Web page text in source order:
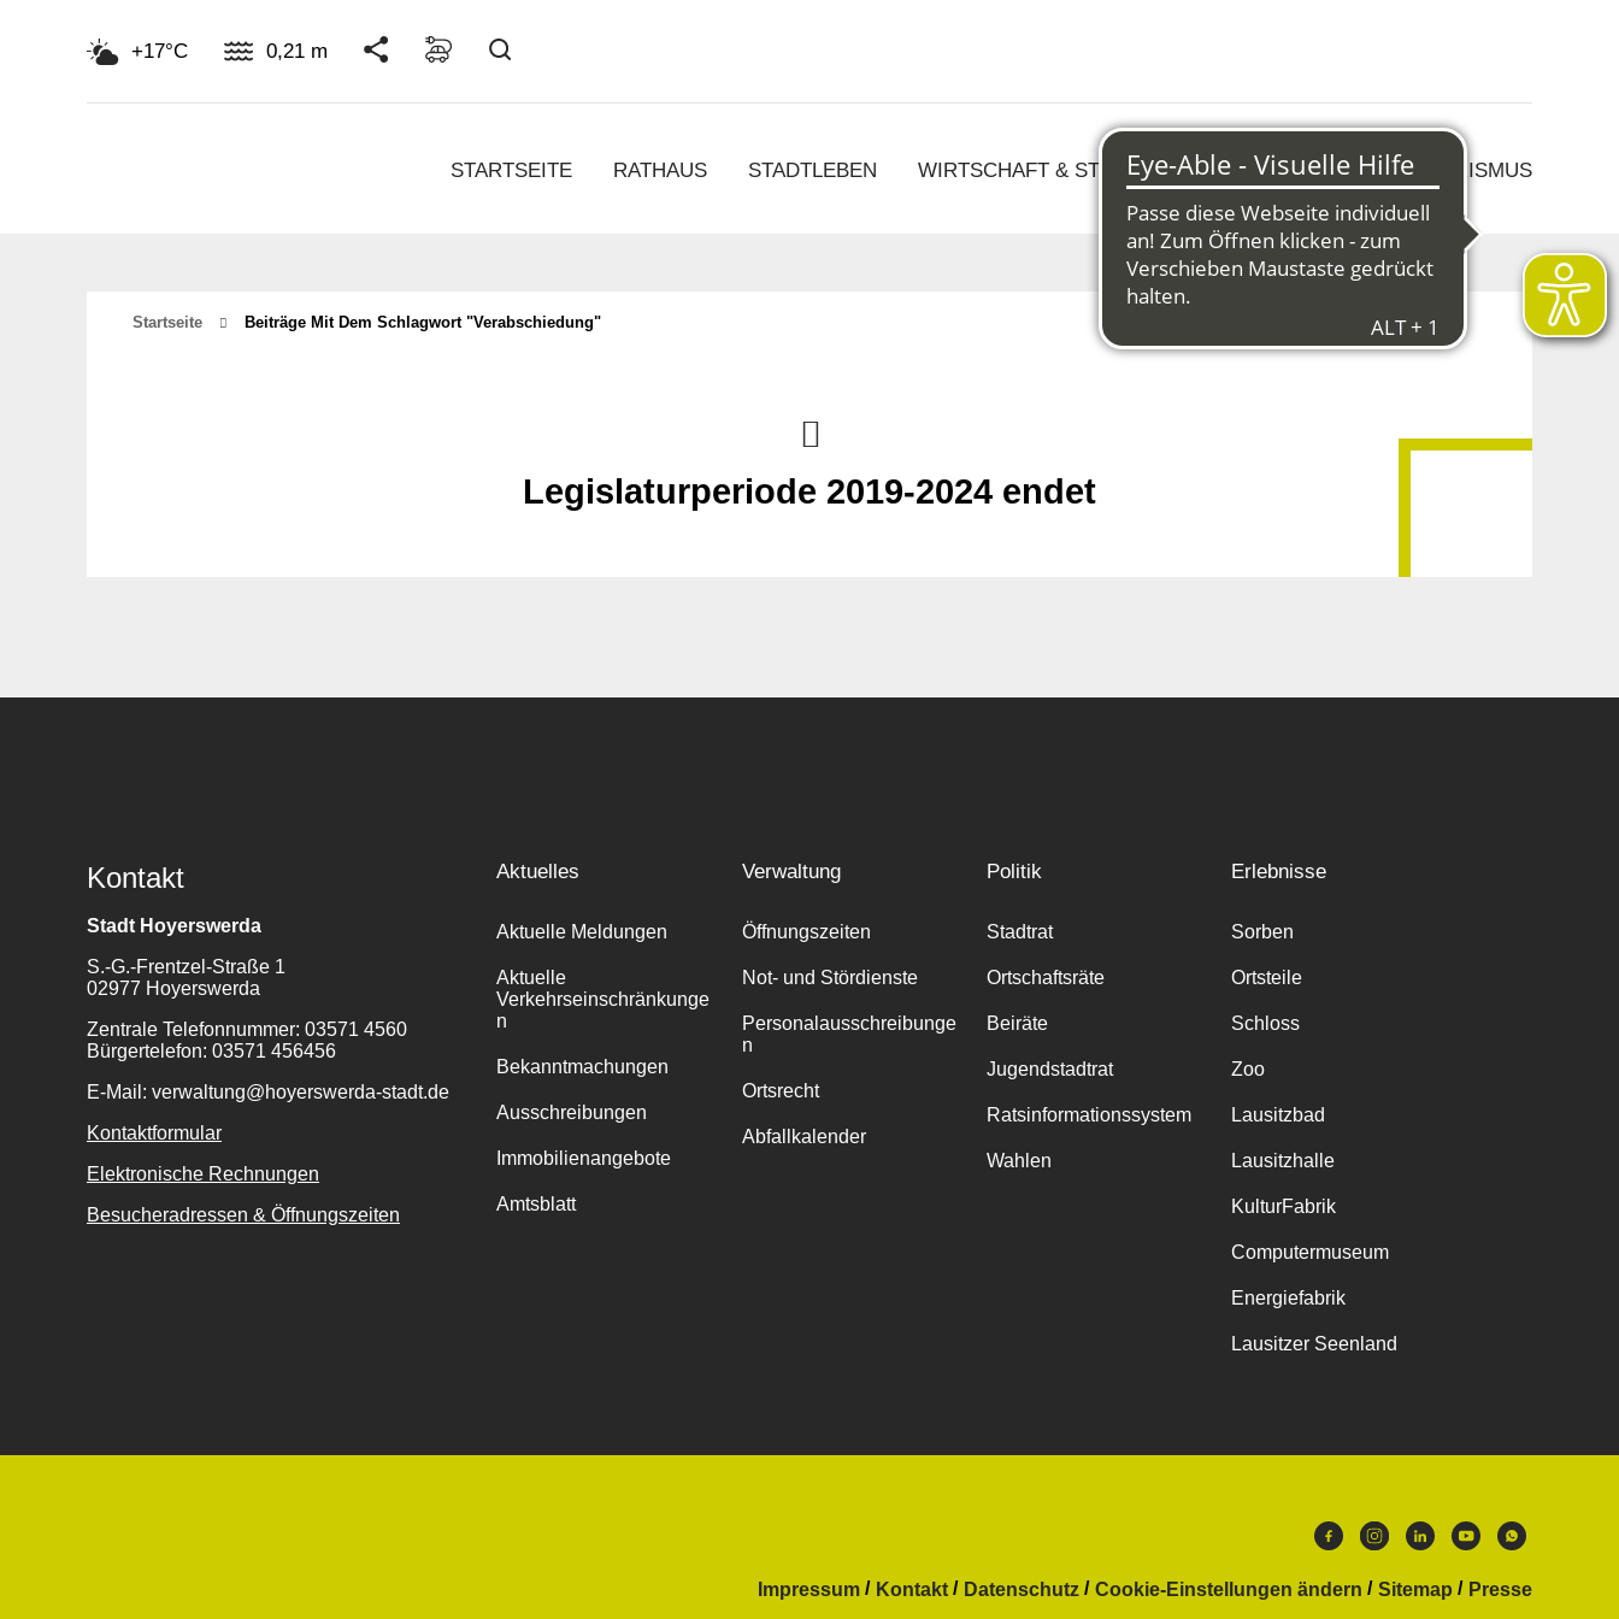
+17°C 0,21 m
STARTSEITE RATHAUS STADTLEBEN WIRTSCHAFT & STRUKTURWANDEL KULTUR & TOURISMUS
Startseite Beiträge Mit Dem Schlagwort "Verabschiedung"
Legislaturperiode 2019-2024 endet
Kontakt
Stadt Hoyerswerda
S.-G.-Frentzel-Straße 1
02977 Hoyerswerda
Zentrale Telefonnummer: 03571 4560
Bürgertelefon: 03571 456456
E-Mail: verwaltung@hoyerswerda-stadt.de
Kontaktformular
Elektronische Rechnungen
Besucheradressen & Öffnungszeiten
Aktuelles
Aktuelle Meldungen
Aktuelle
Verkehrseinschränkunge
n
Bekanntmachungen
Ausschreibungen
Immobilienangebote
Amtsblatt
Verwaltung
Öffnungszeiten
Not- und Stördienste
Personalausschreibunge
n
Ortsrecht
Abfallkalender
Politik
Stadtrat
Ortschaftsräte
Beiräte
Jugendstadtrat
Ratsinformationssystem
Wahlen
Erlebnisse
Sorben
Ortsteile
Schloss
Zoo
Lausitzbad
Lausitzhalle
KulturFabrik
Computermuseum
Energiefabrik
Lausitzer Seenland
Impressum Kontakt Datenschutz Cookie-Einstellungen ändern Sitemap
Presse